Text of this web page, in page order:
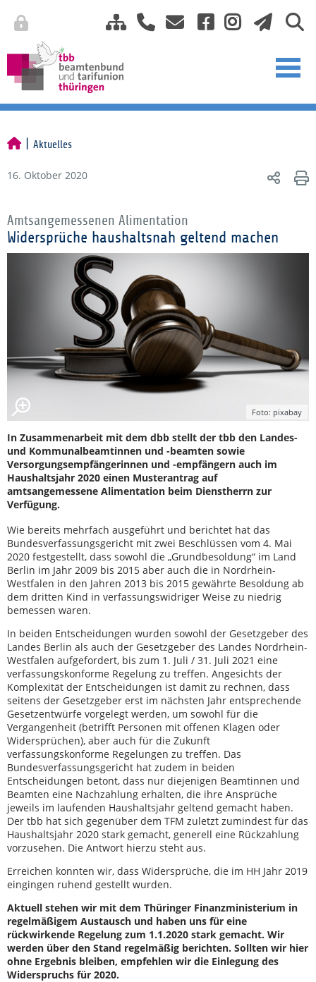
Aktuelles
16. Oktober 2020
Amtsangemessenen Alimentation
Widersprüche haushaltsnah geltend machen
Foto: pixabay
In Zusammenarbeit mit dem dbb stellt der tbb den Landes-
und Kommunalbeamtinnen und -beamten sowie
Versorgungsempfängerinnen und -empfängern auch im
Haushaltsjahr 2020 einen Musterantrag auf
amtsangemessene Alimentation beim Dienstherrn zur
Verfügung.
Wie bereits mehrfach ausgeführt und berichtet hat das
Bundesverfassungsgericht mit zwei Beschlüssen vom 4. Mai
2020 festgestellt, dass sowohl die „Grundbesoldung“ im Land
Berlin im Jahr 2009 bis 2015 aber auch die in Nordrhein-
Westfalen in den Jahren 2013 bis 2015 gewährte Besoldung ab
dem dritten Kind in verfassungswidriger Weise zu niedrig
bemessen waren.
In beiden Entscheidungen wurden sowohl der Gesetzgeber des
Landes Berlin als auch der Gesetzgeber des Landes Nordrhein-
Westfalen aufgefordert, bis zum 1. Juli / 31. Juli 2021 eine
verfassungskonforme Regelung zu treffen. Angesichts der
Komplexität der Entscheidungen ist damit zu rechnen, dass
seitens der Gesetzgeber erst im nächsten Jahr entsprechende
Gesetzentwürfe vorgelegt werden, um sowohl für die
Vergangenheit (betrifft Personen mit offenen Klagen oder
Widersprüchen), aber auch für die Zukunft
verfassungskonforme Regelungen zu treffen. Das
Bundesverfassungsgericht hat zudem in beiden
Entscheidungen betont, dass nur diejenigen Beamtinnen und
Beamten eine Nachzahlung erhalten, die ihre Ansprüche
jeweils im laufenden Haushaltsjahr geltend gemacht haben.
Der tbb hat sich gegenüber dem TFM zuletzt zumindest für das
Haushaltsjahr 2020 stark gemacht, generell eine Rückzahlung
vorzusehen. Die Antwort hierzu steht aus.
Erreichen konnten wir, dass Widersprüche, die im HH Jahr 2019
eingingen ruhend gestellt wurden.
Aktuell stehen wir mit dem Thüringer Finanzministerium in
regelmäßigem Austausch und haben uns für eine
rückwirkende Regelung zum 1.1.2020 stark gemacht. Wir
werden über den Stand regelmäßig berichten. Sollten wir hier
ohne Ergebnis bleiben, empfehlen wir die Einlegung des
Widerspruchs für 2020.